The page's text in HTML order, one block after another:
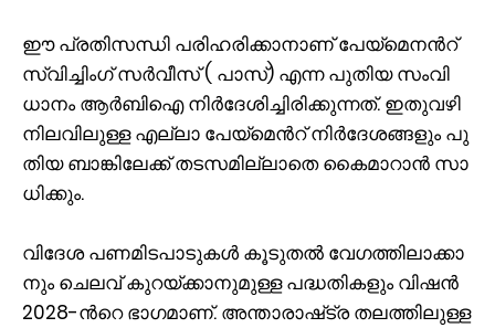
ഈ ​പ്ര​തി​സ​ന്ധി പ​രി​ഹ​രി​ക്കാ​നാ​ണ് പേ​യ്‌​മെ​ന​ന്‍റ്
സ്വി​ച്ചിം​ഗ് സ​ർ​വീ​സ് ( പാ​സ്) എ​ന്ന പു​തി​യ സം​വി​
ധാ​നം ആ​ർ​ബി​ഐ നി​ർ​ദേ​ശി​ച്ചി​രി​ക്കു​ന്ന​ത്. ഇ​തു​വ​ഴി
നി​ല​വി​ലു​ള്ള എ​ല്ലാ പേ​യ്‌​മെ​ന്‍റ് നി​ർ​ദേ​ശ​ങ്ങ​ളും പു​
തി​യ ബാ​ങ്കി​ലേ​ക്ക് ത​ട​സ​മി​ല്ലാ​തെ കൈ​മാ​റാ​ൻ സാ​
ധി​ക്കും.
വി​ദേ​ശ പ​ണ​മി​ട​പാ​ടു​ക​ൾ കൂ​ടു​ത​ൽ വേ​ഗ​ത്തി​ലാ​ക്കാ​
നും ചെ​ല​വ് കു​റ​യ്ക്കാ​നു​മു​ള്ള പ​ദ്ധ​തി​ക​ളും വി​ഷ​ൻ
2028-ന്‍റെ ഭാ​ഗ​മാ​ണ്. അ​ന്താ​രാ​ഷ്‌​ട്ര ത​ല​ത്തി​ലു​ള്ള